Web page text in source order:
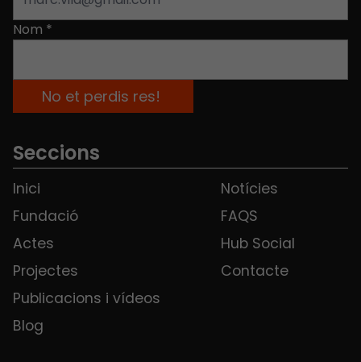
Nom *
Seccions
Inici
Fundació
Actes
Projectes
Publicacions i vídeos
Blog
Notícies
FAQS
Hub Social
Contacte